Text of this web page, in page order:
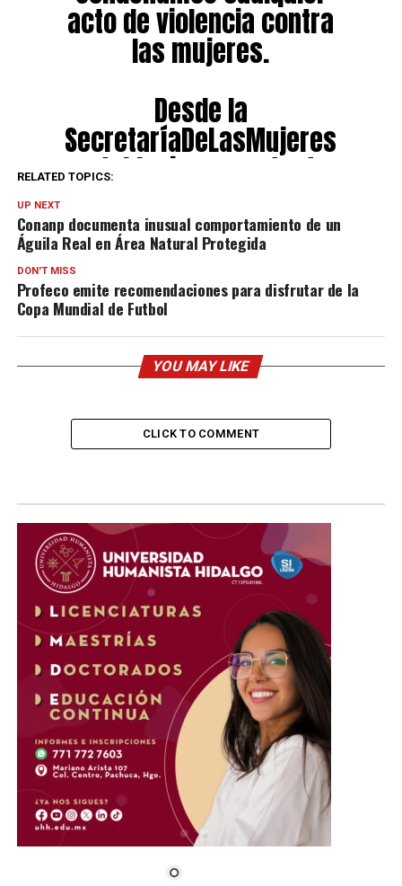
acto de violencia contra
las mujeres.
Desde la
SecretaríaDeLasMujeres
establecimos contacto
acompañamiento a la
víctima María Felicia
Jiménez.
En el@GobiernoMX
ninguna agresión contra
pic.twitter.com/qFKu2eiM
vZ— Secretaría de las
Mujeres
(@mujeresgobmx)June
27, 2026
RELATED TOPICS:
UP NEXT
Conanp documenta inusual comportamiento de un
Águila Real en Área Natural Protegida
DON'T MISS
Profeco emite recomendaciones para disfrutar de la
Copa Mundial de Futbol
YOU MAY LIKE
CLICK TO COMMENT